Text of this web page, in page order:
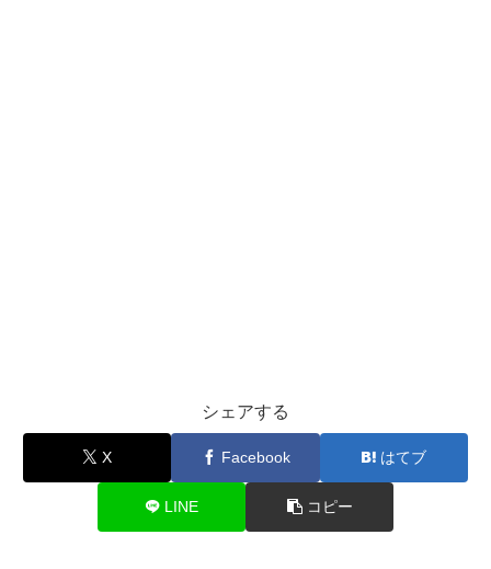
シェアする
X Facebook はてブ
LINE コピー